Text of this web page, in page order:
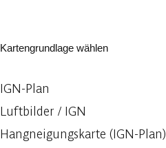
Kartengrundlage wählen
IGN-Plan
Luftbilder / IGN
Hangneigungskarte (IGN-Plan)